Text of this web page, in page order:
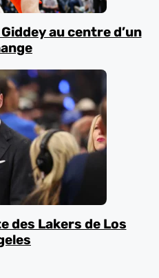
au centre d’un
des Lakers de Los